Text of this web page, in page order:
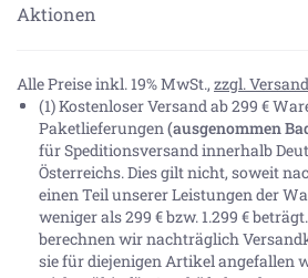
Aktionen
Alle Preise inkl. 19% MwSt., zzgl. Versand
(1) Kostenloser Versand ab 299 €
Paketlieferungen(ausgenommen
für Speditionsversand innerhalb
Österreichs. Dies gilt nicht, soweit
einen Teil unserer Leistungen der
weniger als 299 € bzw. 1.299 €
berechnen wir nachträglich
sie für diejenigen Artikel angefallen